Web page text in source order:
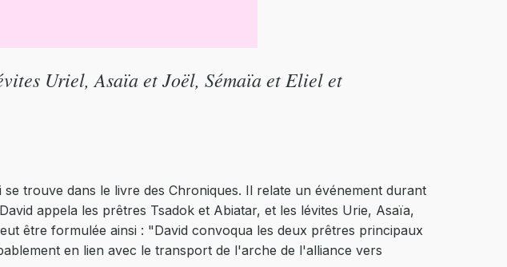
Uriel, Asaïa et Joël, Sémaïa et Eliel et
se trouve dans le livre des Chroniques. Il relate un événement durant
appela les prêtres Tsadok et Abiatar, et les lévites Urie, Asaïa,
être formulée ainsi : "David convoqua les deux prêtres principaux
en lien avec le transport de l'arche de l'alliance vers